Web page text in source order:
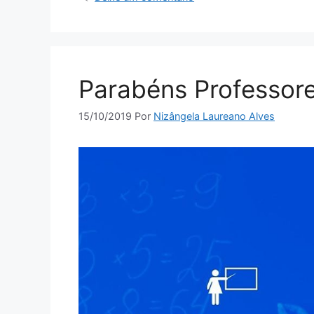
Parabéns
15/10/2019 Por Nizângela Laureano Alves